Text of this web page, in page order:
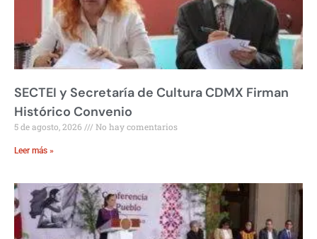
SECTEI y Secretaría de Cultura CDMX Firman
Histórico Convenio
5 de agosto, 2026 No hay comentarios
Leer más »